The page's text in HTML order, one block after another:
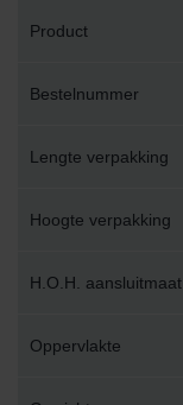
Product
Bestelnummer
Lengte verpakking
Hoogte verpakking
H.O.H. aansluitmaat
Oppervlakte